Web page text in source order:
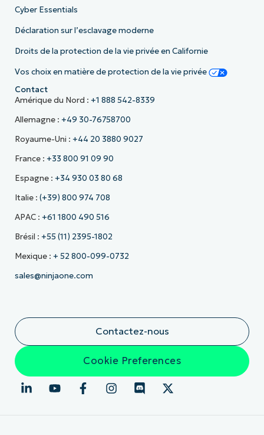
Cyber Essentials
Déclaration sur l’esclavage moderne
Droits de la protection de la vie privée en Californie
Vos choix en matière de protection de la vie privée
Contact
Amérique du Nord : +1 888 542-8339
Allemagne : +49 30-76758700
Royaume-Uni : +44 20 3880 9027
France : +33 800 91 09 90
Espagne : +34 930 03 80 68
Italie : (+39) 800 974 708
APAC : +61 1800 490 516
Brésil : +55 (11) 2395-1802
Mexique : + 52 800-099-0732
sales@ninjaone.com
Contactez-nous
Cookie Preferences